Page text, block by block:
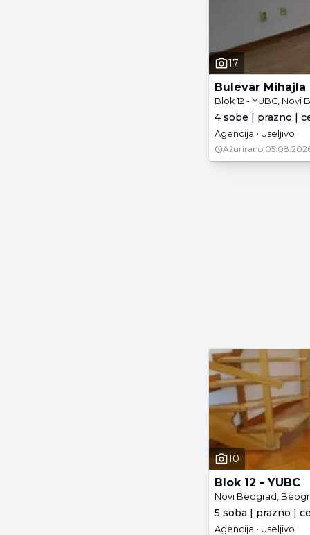
17
Bulevar Mihajla
Blok 12 - YUBC,
4 sobe | prazno |
Agencija • Useljivo
Ažurirano
10
Blok 12 - YUBC
Novi Beograd,
5 soba | prazno |
Agencija • Useljivo